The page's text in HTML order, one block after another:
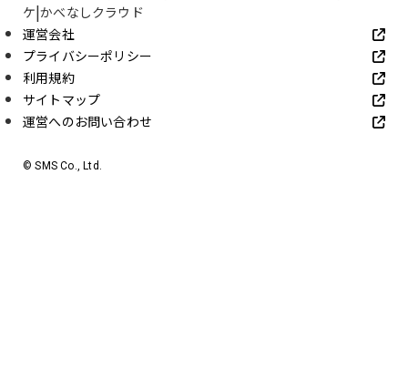
ケ かべなしクラウド
運営会社
プライバシーポリシー
利用規約
サイトマップ
運営へのお問い合わせ
© SMS Co., Ltd.